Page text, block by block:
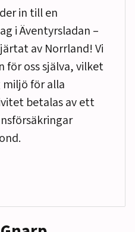
in till en
i Äventyrsladan –
av Norrland! Vi
för oss själva, vilket
för alla
betalas av ett